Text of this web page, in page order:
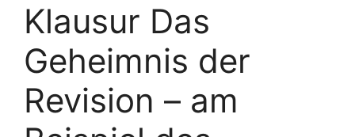
Klausur Das
Geheimnis der
Revision – am